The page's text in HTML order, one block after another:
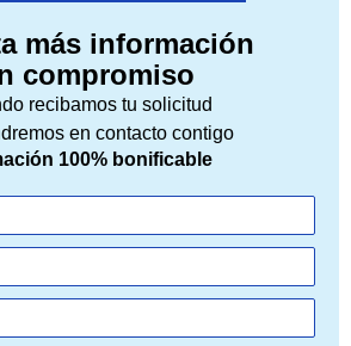
más información
compromiso
recibamos tu solicitud
en contacto contigo
100% bonificable